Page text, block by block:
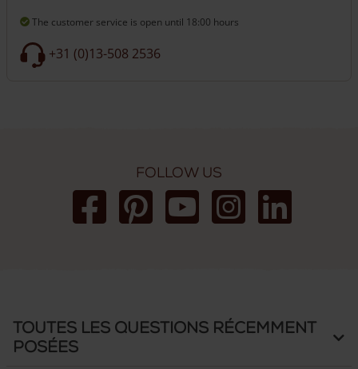
The customer service is open until 18:00 hours
+31 (0)13-508 2536
Follow us
Toutes les questions récemment
posées